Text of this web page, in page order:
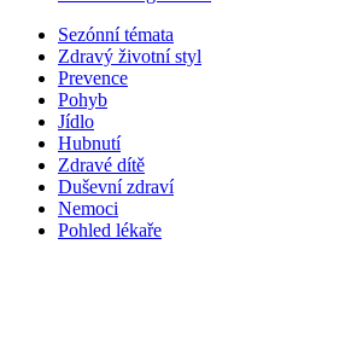
Sezónní témata
Zdravý životní styl
Prevence
Pohyb
Jídlo
Hubnutí
Zdravé dítě
Duševní zdraví
Nemoci
Pohled lékaře